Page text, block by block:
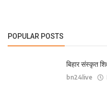
POPULAR POSTS
बिहार संस्कृत
bn24live